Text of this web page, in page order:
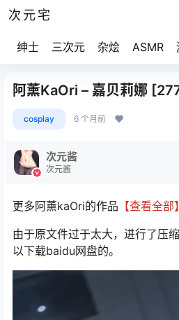
次元宅
绅士 三次元 杂烩 ASMR
阿薰KaOri – 嘉贝莉娜
cosplay 6 个月前
次元酱
次元酱
更多阿薰kaOri的作品 【查看全部】
由于原文件过于太大，进行了压
以下载baidu网盘的。